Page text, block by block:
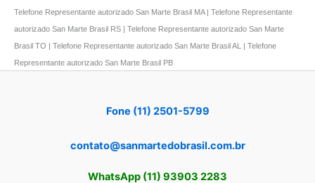
Telefone Representante autorizado San Marte Brasil MA | Telefone Representante
autorizado San Marte Brasil RS | Telefone Representante autorizado San Marte
Brasil TO | Telefone Representante autorizado San Marte Brasil AL | Telefone
Representante autorizado San Marte Brasil PB
Fone (11) 2501-5799
contato@sanmartedobrasil.com.br
WhatsApp (11) 93903 2283